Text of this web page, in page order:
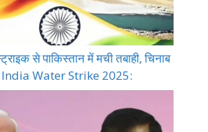
से पाकिस्तान में मची तबाही, चिनाब
India Water Strike 2025: